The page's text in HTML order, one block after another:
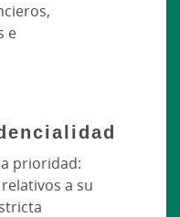
e
prioridad:
a su